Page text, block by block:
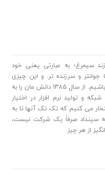
سیمرغ؛ به عبارتی یعنی خود
و سرزنده تر. و این چیزی
است که ما سعی می کنیم در سینداد باشیم. از سال ۱۳۸۵ دانش مان را به
و تولید نرم افزار در اختیار
می کنیم که تک تک آنها تا به
که سینداد صرفاً یک شرکت نیست،
از هر چیز.